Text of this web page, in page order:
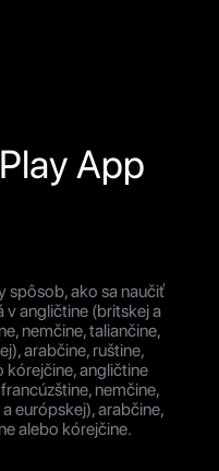
App
spôsob, ako sa naučiť
v angličtine (britskej a
nemčine, taliančine,
arabčine, ruštine,
kórejčine, angličtine
nemčine,
európskej), arabčine,
alebo kórejčine.